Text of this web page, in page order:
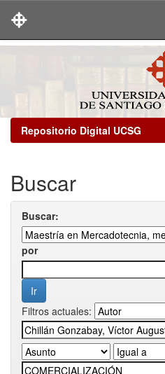
Repositorio Digital UCSG
Buscar
Buscar:
por
Filtros actuales: